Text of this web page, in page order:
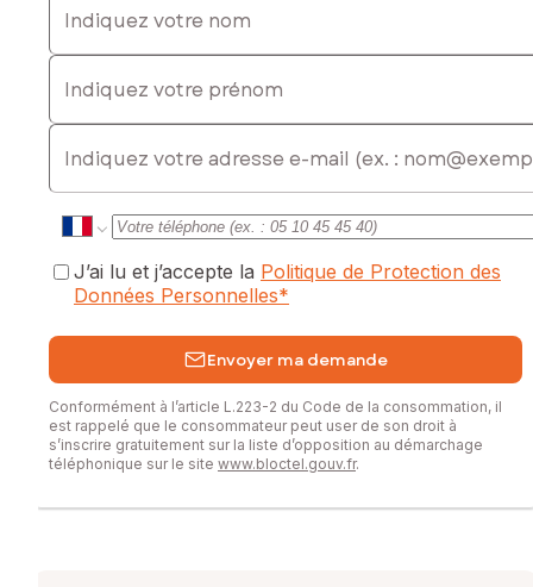
Indiquez votre prénom
E-mail
J’ai lu et j’accepte la Politique de Protection des
Données Personnelles*
Envoyer ma demande
Conformément à l’article L.223-2 du Code de la consommation, il
est rappelé que le consommateur peut user de son droit à
s’inscrire gratuitement sur la liste d’opposition au démarchage
téléphonique sur le site www.bloctel.gouv.fr.